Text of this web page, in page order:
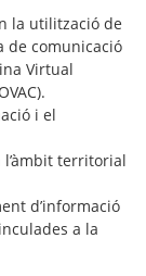
la utilització de
de comunicació
Virtual
i el
l’àmbit territorial
d’informació
a la